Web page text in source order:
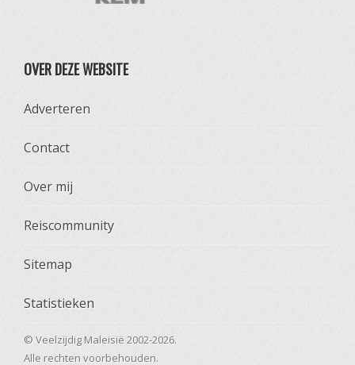
OVER DEZE WEBSITE
Adverteren
Contact
Over mij
Reiscommunity
Sitemap
Statistieken
© Veelzijdig Maleisië 2002-2026.
Alle rechten voorbehouden.